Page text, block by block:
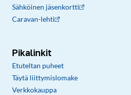
Sähköinen jäsenkortti
Caravan-lehti
Pikalinkit
Etuteltan puheet
Täytä liittymislomake
Verkkokauppa